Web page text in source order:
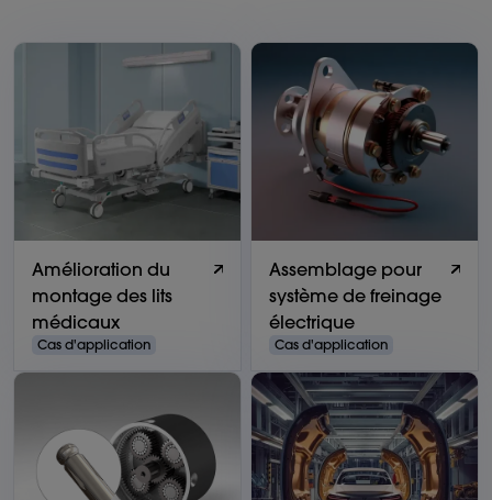
Amélioration du
montage des lits
médicaux
Cas d'application
Assemblage pour
système de freinage
électrique
Cas d'application